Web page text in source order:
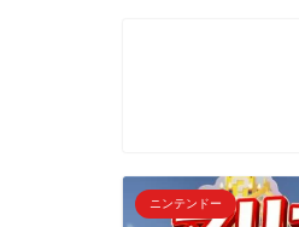
ニンテンドー